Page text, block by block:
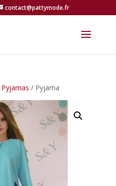
contact@pattymode.fr
Pyjamas / Pyjama